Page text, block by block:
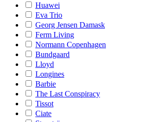
Huawei
Eva Trio
Georg Jensen Damask
Ferm Living
Normann Copenhagen
Bundgaard
Lloyd
Longines
Barbie
The Last Conspiracy
Tissot
Ciate